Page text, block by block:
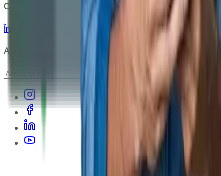
Copyright CashClub
Întrebări frecvente ANPC
Abonare newsletter